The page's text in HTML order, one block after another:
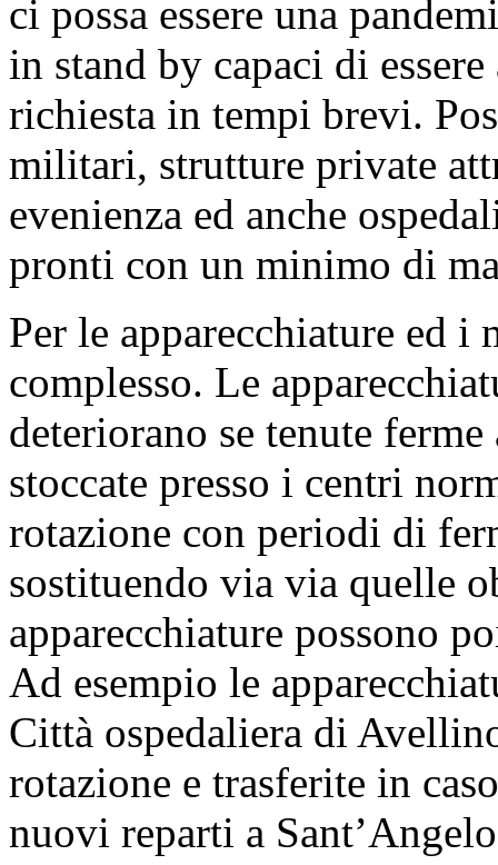
ci possa essere una
in stand by capaci di
richiesta in tempi brevi.
militari, strutture private
evenienza ed anche
pronti con un minimo di
Per le apparecchiature ed i
complesso. Le
deteriorano se tenute ferme
stoccate presso i centri
rotazione con periodi di
sostituendo via via quelle
apparecchiature possono
Ad esempio le
Città ospedaliera di
rotazione e trasferite in
nuovi reparti a